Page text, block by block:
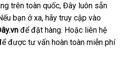
trên toàn quốcnội
địa
, Đây luôn sẵn
bạn ở xabình
luận
, hãy truy cập vào
mới
nhất
để đặt hàngcửa
hàng
. Hoặc liên hệ
hướng
được tư vấn hoàn toàn miễn phí